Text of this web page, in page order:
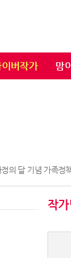
버작가 맘
의 달 기념 가족정
작